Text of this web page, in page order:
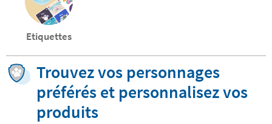
Etiquettes
Trouvez vos personnages
préférés et personnalisez vos
produits